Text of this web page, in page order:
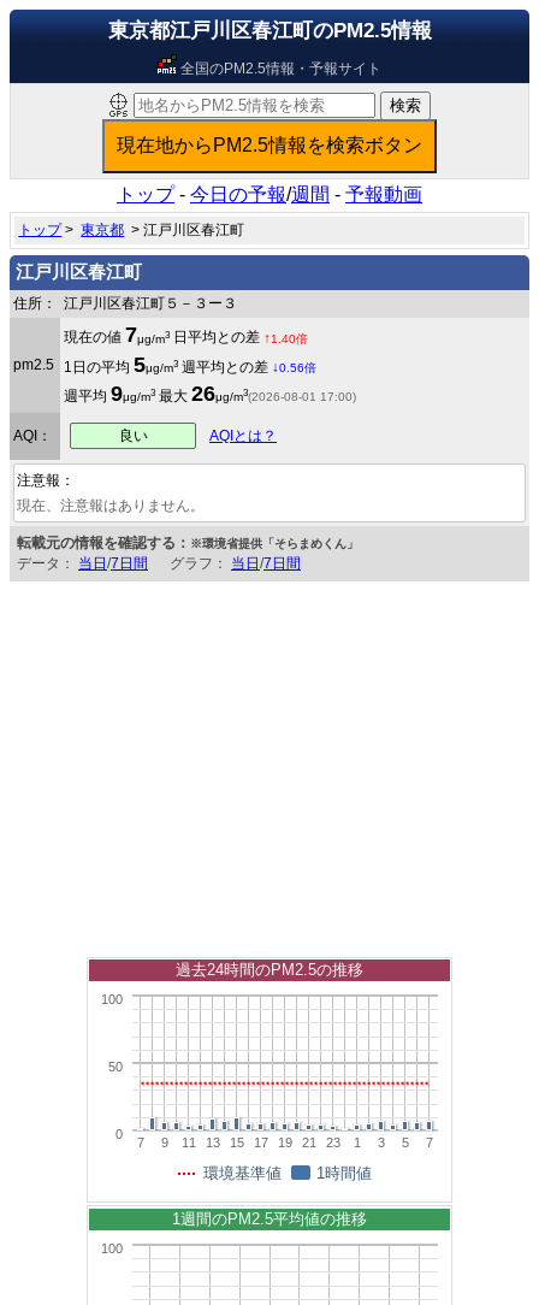
東京都江戸川区春江町のPM2.5情報
全国のPM2.5情報・予報サイト
トップ- 今日の予報/週間 - 予報動画
トップ>東京都 > 江戸川区春江町
江戸川区春江町
住所： 江戸川区春江町５－３ー３
pm2.5
現在の値 7μg/m3 日平均との差 ↑1.40倍
1日の平均 5μg/m3 週平均との差 ↓0.56倍
週平均 9μg/m3 最大 26μg/m3(2026-08-01 17:00)
AQI： 良い AQIとは？
注意報：
現在、注意報はありません。
転載元の情報を確認する： ※環境省提供「そらまめくん」
データ： 当日 /7日間 グラフ： 当日 /7日間
7 9 11 13 15 17 19 21 23 1 3 5 7
0
50
100
過去24時間のPM2.5の推移
環境基準値 1時間値
100
1週間のPM2.5平均値の推移